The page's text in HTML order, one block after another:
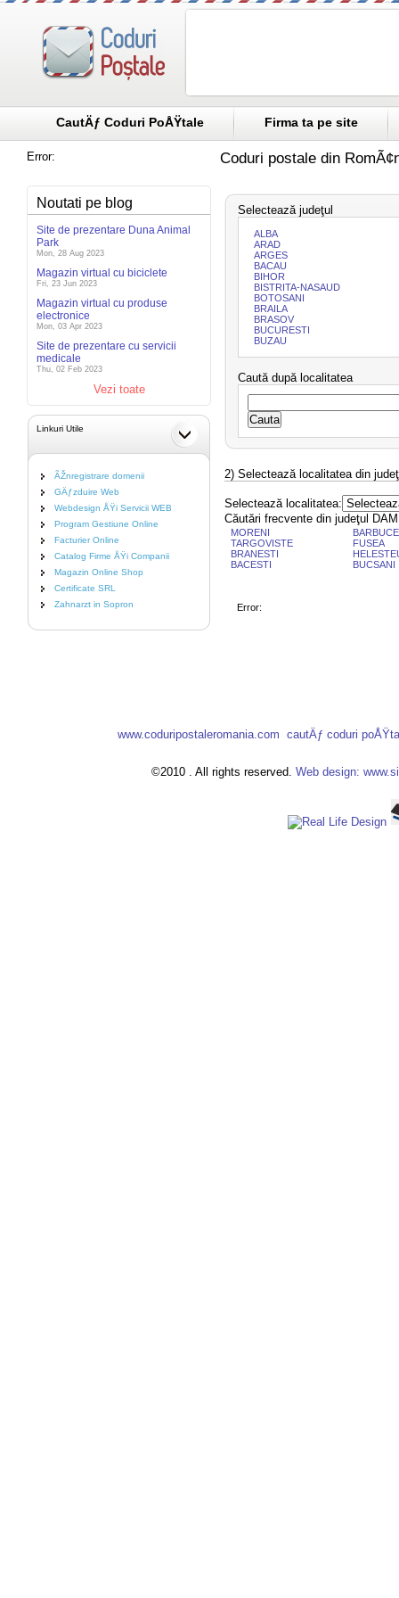
CautÄƒ Coduri PoÅŸtale Firma ta pe site
Error:
Noutati pe blog
Site de prezentare Duna Animal
Park
Mon, 28 Aug 2023
Magazin virtual cu biciclete
Fri, 23 Jun 2023
Magazin virtual cu produse
electronice
Mon, 03 Apr 2023
Site de prezentare cu servicii
medicale
Thu, 02 Feb 2023
Vezi toate
Linkuri Utile
ÃŽnregistrare domenii
GÄƒzduire Web
Webdesign ÅŸi Servicii WEB
Program Gestiune Online
Facturier Online
Catalog Firme ÅŸi Companii
Magazin Online Shop
Certificate SRL
Zahnarzt in Sopron
Coduri postale din
Selectează judeţul
ALBA
ARAD
ARGES
BACAU
BIHOR
BISTRITA-NASAUD
BOTOSANI
BRAILA
BRASOV
BUCURESTI
BUZAU
Caută după localitatea
2) Selectează localitatea din
Selectează localitatea:
Căutări frecvente din judeţul
MORENI
TARGOVISTE
BRANESTI
BACESTI
FUSEA
BUCSANI
Error:
www.coduripostaleromania.com cautÄƒ coduri
©2010 . All rights reserved. Web design: